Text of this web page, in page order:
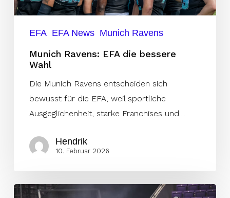
EFA EFA News Munich Ravens
Munich Ravens: EFA die bessere
Wahl
Die Munich Ravens entscheiden sich
bewusst für die EFA, weil sportliche
Ausgeglichenheit, starke Franchises und…
Hendrik
10. Februar 2026
Raiders